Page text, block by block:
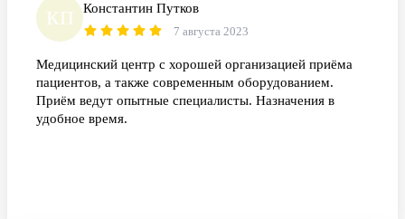
КП Константин Путков
7 августа 2023
Медицинский центр с хорошей организацией приёма
пациентов, а также современным оборудованием.
Приём ведут опытные специалисты. Назначения в
удобное время.